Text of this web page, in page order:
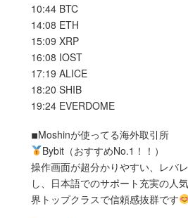
10:44 BTC
14:08 ETH
15:09 XRP
16:08 IOST
17:19 ALICE
18:20 SHIB
19:24 EVERDOME
◾︎Moshinが使ってる海外取引所
Bybit（おすすめNo.1！！）
操作画面が超分かりやすい、レバ
し、日本語でのサポート充実の人
界トップクラスで信頼感抜群です